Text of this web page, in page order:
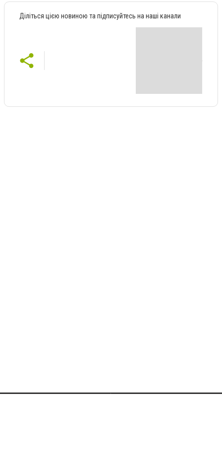
Діліться цією новиною та підписуйтесь на наші канали